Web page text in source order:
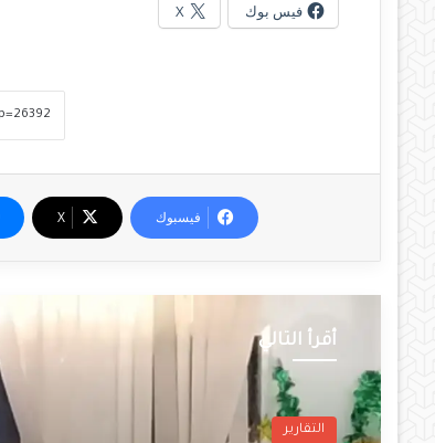
فيس بوك X
فيسبوك ‫X
أقرأ التالي
التقارير